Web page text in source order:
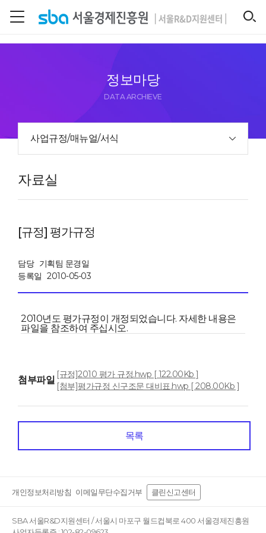
정보마당
DATA ARCHIEVE
사업규정/매뉴얼/서식
자료실
[규정] 평가규정
담당 기획팀 문경일
등록일 2010-05-03
2010년도 평가규정이 개정되었습니다. 자세한 내용은
파일을 참조하여 주십시오.
첨부파일 [규정]2010 평가 규정.hwp [ 122.00Kb ]
[첨부]평가규정 신구조문 대비표.hwp [ 208.00Kb ]
목록
개인정보처리방침 이메일무단수집거부 클린신고센터
SBA 서울R&D지원센터 / 서울시 마포구 월드컵북로 400 서울경제진흥원